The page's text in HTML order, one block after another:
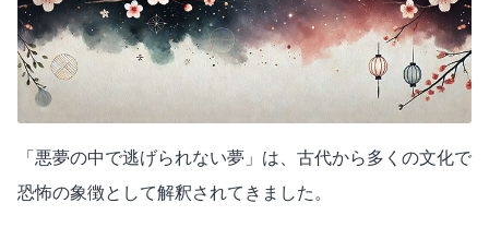
「悪夢の中で逃げられない夢」は、古代から多くの文化で
恐怖の象徴として解釈されてきました。